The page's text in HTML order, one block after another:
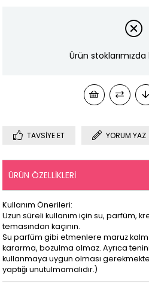
Ürün stoklarımızda
TAVSIYE ET YORUM YAZ
ÜRÜN ÖZELLIKLERI
Kullanım Önerileri:
Uzun süreli kullanım için su, parfüm,
temasından kaçının.
Su parfüm gibi etmenlere maruz
kararma, bozulma olmaz. Ayrıca
kullanmaya uygun olması
yaptığı unutulmamalıdır.)